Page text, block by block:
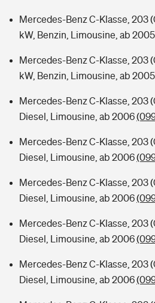
Mercedes-Benz C-Klasse, 203
kW, Benzin, Limousine, ab 2005
Mercedes-Benz C-Klasse, 203
kW, Benzin, Limousine, ab 2005
Mercedes-Benz C-Klasse, 203
Diesel, Limousine, ab 2006
Mercedes-Benz C-Klasse, 203
Diesel, Limousine, ab 2006
Mercedes-Benz C-Klasse, 203
Diesel, Limousine, ab 2006
Mercedes-Benz C-Klasse, 203
Diesel, Limousine, ab 2006
Mercedes-Benz C-Klasse, 203
Diesel, Limousine, ab 2006